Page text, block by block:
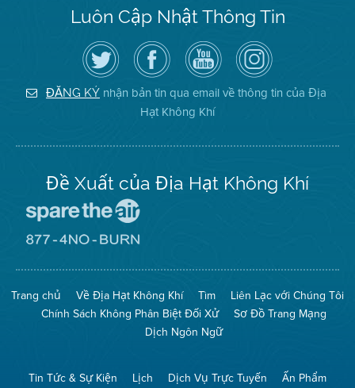
Luôn Cập Nhật Thông Tin
Hãy
theo
dõi
Địa
Hạt
Không
Truy
cập
Trang
Facebook
của
Địa
Hạt
Kênh
YouTube
của
Địa
Hạt
Không
Khí
Air
District
on
Instagram
ĐĂNG KÝ nhận bản tin qua email về thông tin của Địa
Hạt Không Khí
Đề Xuất của Địa Hạt Không Khí
The
(Bảo
Toàn
Không
Khí)
Mạng
No
Burn
(Không
Đốt)
Trang chủ Về Địa Hạt Không Khí Tìm
Liên Lạc với Chúng Tôi
Chính Sách Không Phân Biệt Đối Xử
Sơ Đồ Trang Mạng
Dịch Ngôn Ngữ
Tin Tức & Sự Kiện Lịch Dịch Vụ Trực Tuyến
Ấn Phẩm